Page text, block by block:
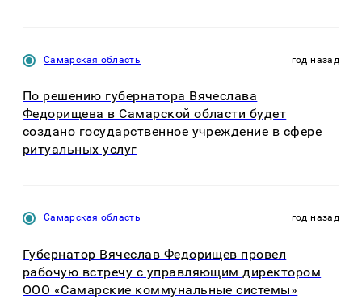
Самарская область год назад
По решению губернатора Вячеслава
Федорищева в Самарской области будет
создано государственное учреждение в сфере
ритуальных услуг
Самарская область год назад
Губернатор Вячеслав Федорищев провел
рабочую встречу с управляющим директором
ООО «Самарские коммунальные системы»